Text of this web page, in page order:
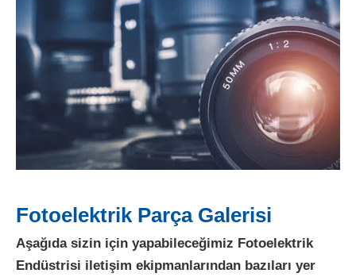
Fotoelektrik Parça Galerisi
Aşağıda sizin için yapabileceğimiz Fotoelektrik
Endüstrisi iletişim ekipmanlarından bazıları yer